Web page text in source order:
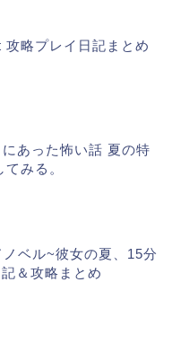
攻略プレイ日記まとめ
にあった怖い話 夏の特
みる。
ノベル~彼女の夏、15分
＆攻略まとめ